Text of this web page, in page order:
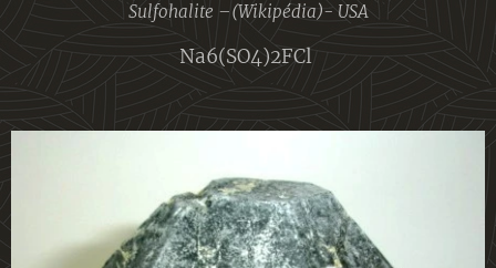
Sulfohalite –(Wikipédia)- USA
Na6(SO4)2FCl